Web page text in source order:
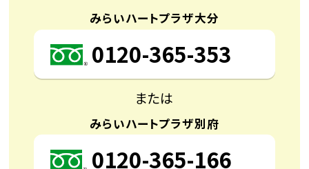
みらいハートプラザ大分
0120-365-353
または
みらいハートプラザ別府
0120-365-166